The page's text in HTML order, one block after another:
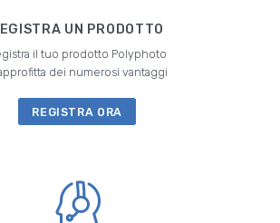
UN PRODOTTO
il tuo prodotto Polyphoto
dei numerosi vantaggi
REGISTRA ORA